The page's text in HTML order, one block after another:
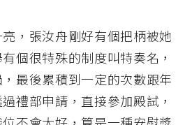
，張汝舟剛好有個把柄被她
個很特殊的制度叫特奏名，
最後累積到一定的次數跟年
禮部申請，直接參加殿試，